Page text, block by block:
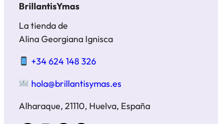
BrillantisYmas
La tienda de
Alina Georgiana Ignisca
+34 624 148 326
hola@brillantisymas.es
Alharaque, 21110, Huelva, España